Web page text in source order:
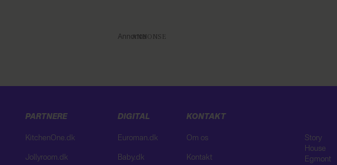
Annonce
PARTNERE
KitchenOne.dk
Jollyroom.dk
DIGITAL
Euroman.dk
Baby.dk
KONTAKT
Om os
Kontakt
Story
House
Egmont